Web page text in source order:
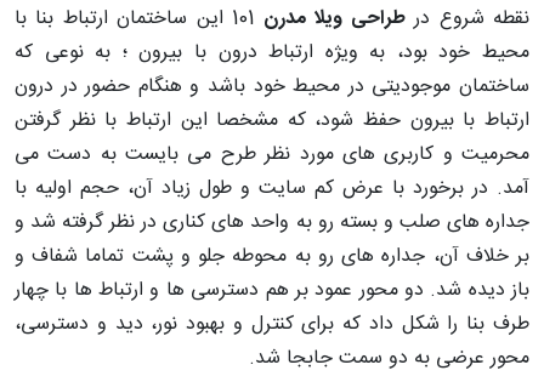
نقطه شروع درطراحی ویلا مدرن
101 این ساختمان ارتباط بنا با
محیط خود بود، به ویژه ارتباط درون با بیرون ؛ به نوعی که
ساختمان موجودیتی در محیط خود باشد و هنگام حضور در درون
ارتباط با بیرون حفظ شود، که مشخصا این ارتباط با نظر گرفتن
محرمیت و کاربری های مورد نظر طرح می بایست به دست می
آمد. در برخورد با عرض کم سایت و طول زیاد آن، حجم اولیه با
جداره های صلب و بسته رو به واحد های کناری در نظر گرفته شد و
بر خلاف آن، جداره های رو به محوطه جلو و پشت تماما شفاف و
باز دیده شد. دو محور عمود بر هم دسترسی ها و ارتباط ها با چهار
طرف بنا را شکل داد که برای کنترل و بهبود نور، دید و دسترسی،
محور عرضی به دو سمت جابجا شد.